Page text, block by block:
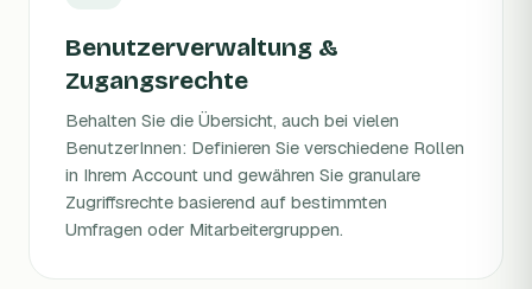
Benutzerverwaltung &
Zugangsrechte
Behalten Sie die Übersicht, auch bei vielen
BenutzerInnen: Definieren Sie verschiedene Rollen
in Ihrem Account und gewähren Sie granulare
Zugriffsrechte basierend auf bestimmten
Umfragen oder Mitarbeitergruppen.